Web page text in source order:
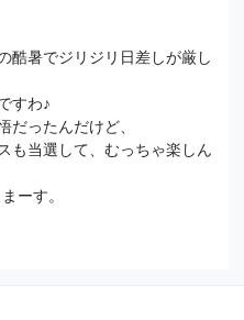
酷暑でジリジリ日差しが厳し
すわ♪
だったんだけど、
も当選して、むっちゃ楽しん
ーす。